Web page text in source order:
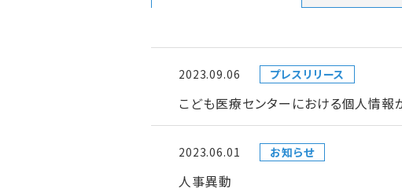
2023.09.06 プレスリリース
こども医療センターにおける個人情
2023.06.01 お知らせ
人事異動